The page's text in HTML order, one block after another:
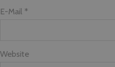
E-Mail *
Website